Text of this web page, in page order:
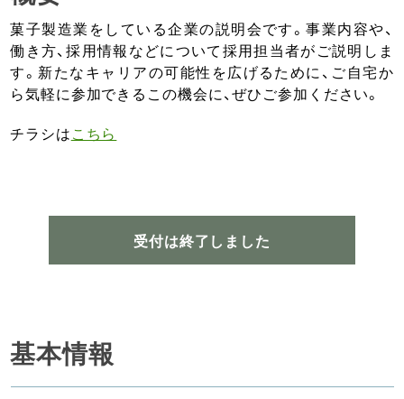
菓子製造業をしている企業の説明会です。事業内容や、
働き方、採用情報などについて採用担当者がご説明しま
す。新たなキャリアの可能性を広げるために、ご自宅か
ら気軽に参加できるこの機会に、ぜひご参加ください。
チラシはこちら
受付は終了しました
基本情報